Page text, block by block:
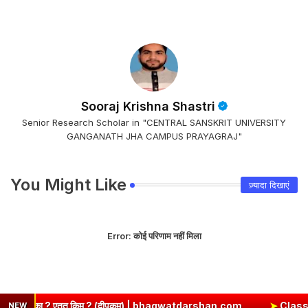
Sooraj Krishna Shastri
Senior Research Scholar in "CENTRAL SANSKRIT UNIVERSITY
GANGANATH JHA CAMPUS PRAYAGRAJ"
You Might Like ज़्यादा दिखाएं
Error:कोई परिणाम नहीं मिला
NEW? (दीपकम) | bhagwatdarshan.com ➤Class 6 Sanskrit